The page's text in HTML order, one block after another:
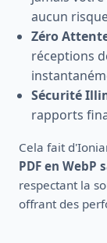
aucun
Zéro
réceptions
Sécurité
rapports
Cela fait
PDF en
respectant la
offrant des